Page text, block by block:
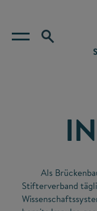
Als
Stifterverband